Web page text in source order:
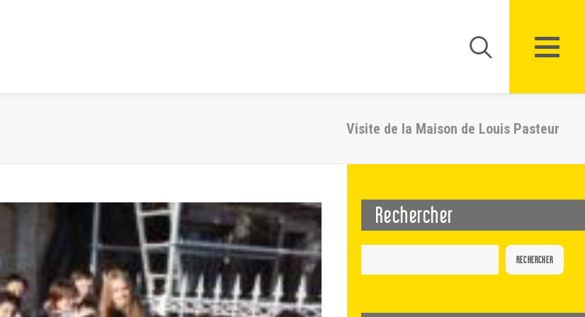
Visite de la Maison de Louis Pasteur
Rechercher
RECHERCHER